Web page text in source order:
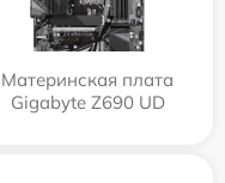
Материнская плата
Gigabyte Z690 UD